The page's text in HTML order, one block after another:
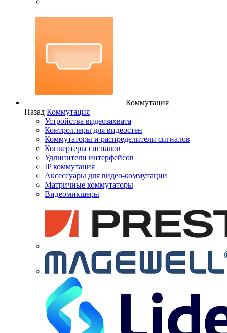
Коммутация
Назад Коммутация
Устройства видеозахвата
Контроллеры для видеостен
Коммутаторы и распределители сигналов
Конвертеры сигналов
Удлинители интерфейсов
IP коммутация
Аксессуары для видео-коммутации
Матричные коммутаторы
Видеомикшеры